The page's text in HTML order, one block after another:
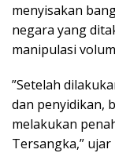
menyisakan
negara yang
manipulasi
​”Setelah
dan penyidikan,
melakukan
Tersangka,”